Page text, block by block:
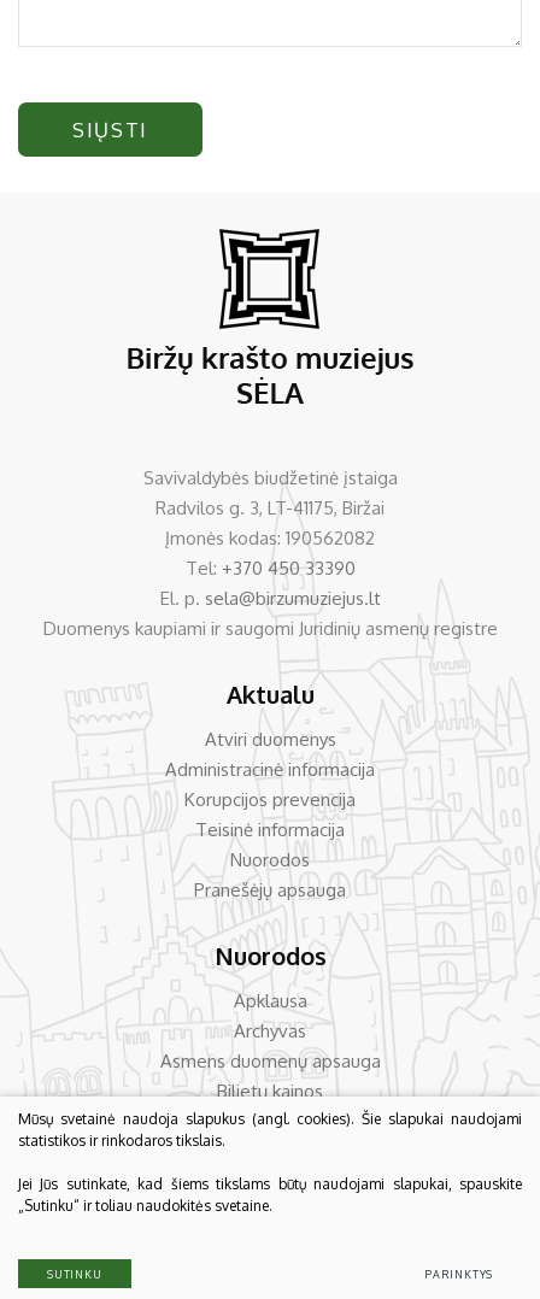
SIŲSTI
Savivaldybės biudžetinė įstaiga
Radvilos g. 3, LT-41175, Biržai
Įmonės kodas: 190562082
Tel: +370 450 33390
El. p. sela@birzumuziejus.lt
Duomenys kaupiami ir saugomi Juridinių asmenų registre
Aktualu
Atviri duomenys
Administracinė informacija
Korupcijos prevencija
Teisinė informacija
Nuorodos
Pranešėjų apsauga
Nuorodos
Apklausa
Archyvas
Asmens duomenų apsauga
Bilietų kainos
Dažniausiai užduodami klausimai
Konsultavimas su visuomene
Mūsų svetainė naudoja slapukus (angl. cookies). Šie slapukai naudojami
statistikos ir rinkodaros tikslais.
Jei Jūs sutinkate, kad šiems tikslams būtų naudojami slapukai, spauskite
„Sutinku“ ir toliau naudokitės svetaine.
SUTINKU PARINKTYS